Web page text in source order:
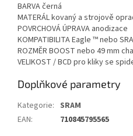
BARVA černá
MATERÁL kovaný a strojově
POVRCHOVÁ ÚPRAVA anodizace
KOMPATIBILITA Eagle ™ nebo
ROZMĚR BOOST nebo 49 mm
VELIKOST / BCD pro kliky se
Doplňkové parametry
Kategorie: SRAM
EAN: 710845795565